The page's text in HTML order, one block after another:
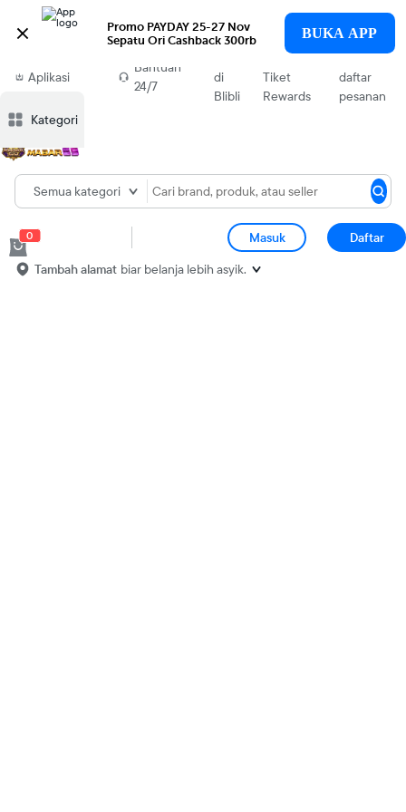
Promo PAYDAY 25-27 Nov
Sepatu Ori Cashback 300rb
BUKA APP
Aplikasi
Bantuan
24/7
di
Blibli
Blibli
Tiket
Rewards
Cek
daftar
pesanan
Kategori
Semua kategori
0 Masuk
Daftar
Tambah alamat biar belanja lebih asyik.